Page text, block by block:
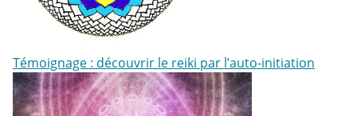
Témoignage : découvrir le reiki par l’auto-initiation